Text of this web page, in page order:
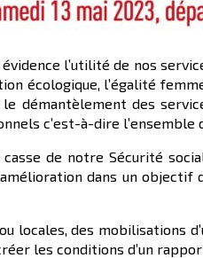
l’utilité de nos
écologique, l’égalité
démantèlement des
c’est-à-dire l’ensemble
de notre Sécurité
dans un objectif
locales, des mobilisations
les conditions d’un